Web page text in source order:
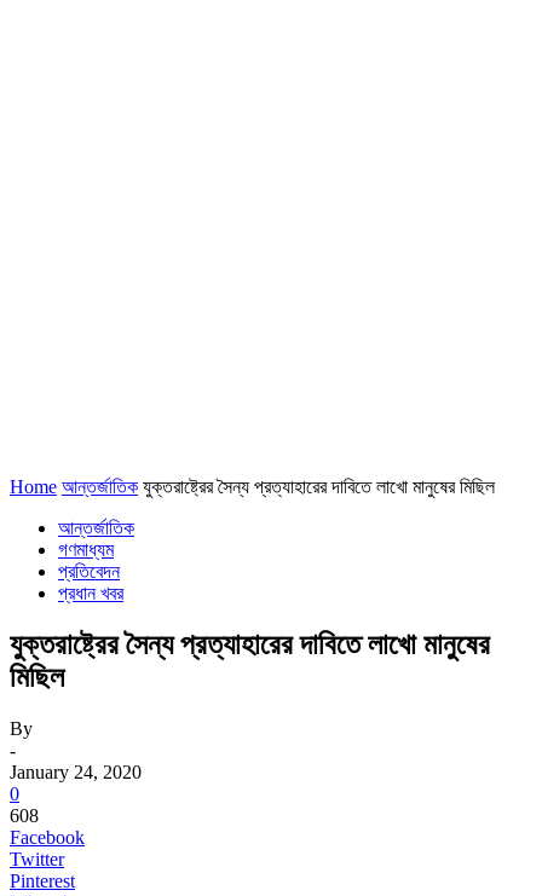
Home আন্তর্জাতিক যুক্তরাষ্ট্রের সৈন্য প্রত্যাহারের দাবিতে লাখো মানুষের মিছিল
আন্তর্জাতিক
গণমাধ্যম
প্রতিবেদন
প্রধান খবর
যুক্তরাষ্ট্রের সৈন্য প্রত্যাহারের দাবিতে লাখো মানুষের
মিছিল
By
-
January 24, 2020
0
608
Facebook
Twitter
Pinterest